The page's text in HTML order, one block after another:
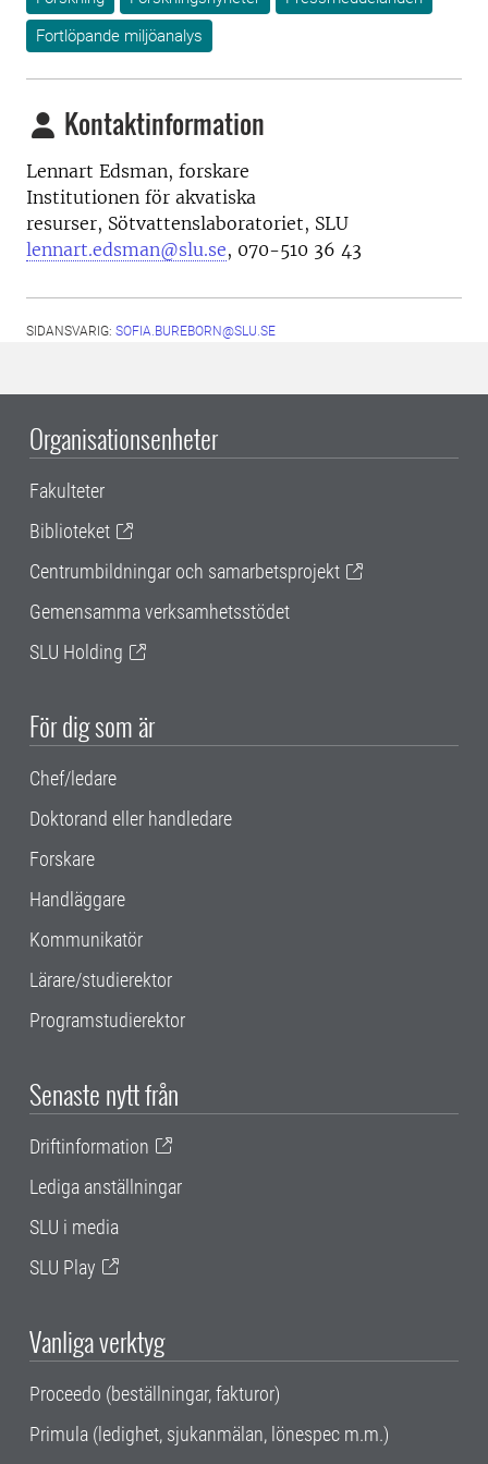
Fortlöpande miljöanalys
Kontaktinformation
Lennart Edsman, forskare
Institutionen för akvatiska
resurser, Sötvattenslaboratoriet, SLU
lennart.edsman@slu.se, 070-510 36 43
SIDANSVARIG: SOFIA.BUREBORN@SLU.SE
Organisationsenheter
Fakulteter
Biblioteket
Centrumbildningar och samarbetsprojekt
Gemensamma verksamhetsstödet
SLU Holding
För dig som är
Chef/ledare
Doktorand eller handledare
Forskare
Handläggare
Kommunikatör
Lärare/studierektor
Programstudierektor
Senaste nytt från
Driftinformation
Lediga anställningar
SLU i media
SLU Play
Vanliga verktyg
Proceedo (beställningar, fakturor)
Primula (ledighet, sjukanmälan, lönespec m.m.)